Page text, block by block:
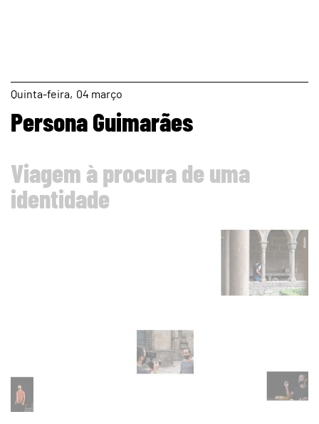
page04 março
Quinta
Persona Guimarães
Viagem à procura de uma
identidade